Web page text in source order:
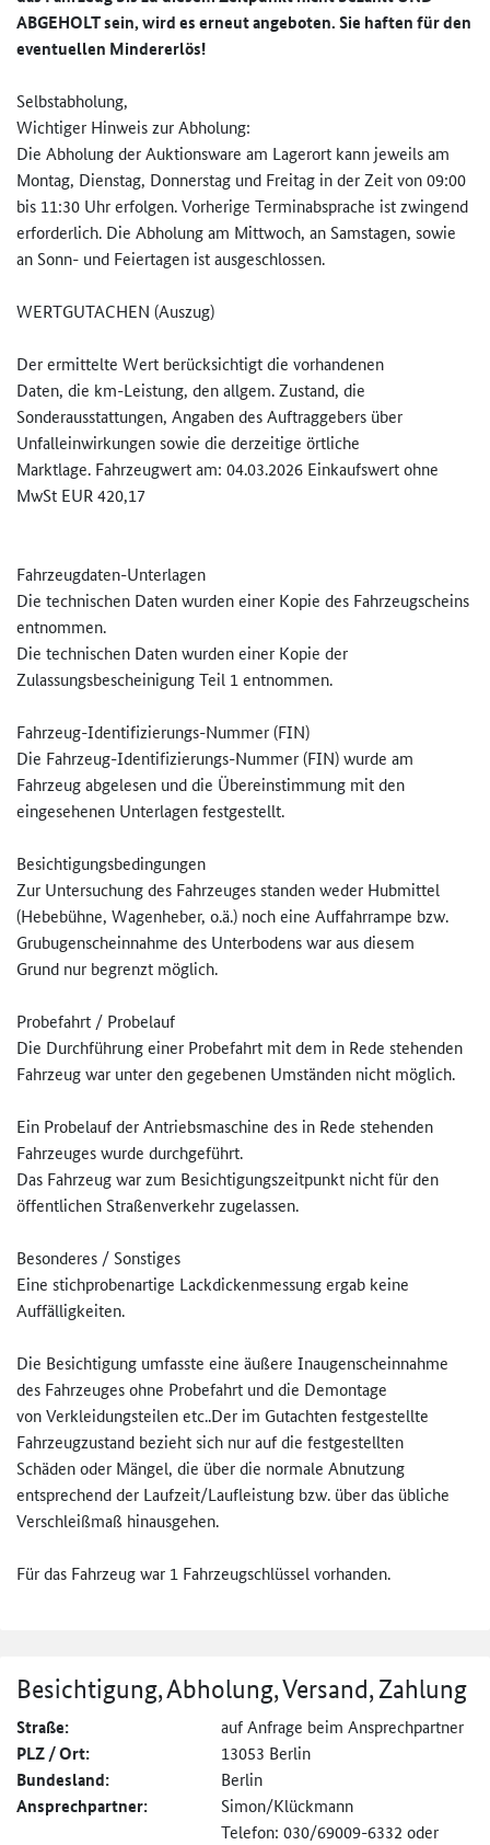
ABGEHOLT sein, wird es erneut angeboten. Sie haften für den
eventuellen Mindererlös!
Selbstabholung,
Wichtiger Hinweis zur Abholung:
Die Abholung der Auktionsware am Lagerort kann jeweils am
Montag, Dienstag, Donnerstag und Freitag in der Zeit von 09:00
bis 11:30 Uhr erfolgen. Vorherige Terminabsprache ist zwingend
erforderlich. Die Abholung am Mittwoch, an Samstagen, sowie
an Sonn- und Feiertagen ist ausgeschlossen.
WERTGUTACHEN (Auszug)
Der ermittelte Wert berücksichtigt die vorhandenen
Daten, die km-Leistung, den allgem. Zustand, die
Sonderausstattungen, Angaben des Auftraggebers über
Unfalleinwirkungen sowie die derzeitige örtliche
Marktlage. Fahrzeugwert am: 04.03.2026 Einkaufswert ohne
MwSt EUR 420,17
Fahrzeugdaten-Unterlagen
Die technischen Daten wurden einer Kopie des Fahrzeugscheins
entnommen.
Die technischen Daten wurden einer Kopie der
Zulassungsbescheinigung Teil 1 entnommen.
Fahrzeug-Identifizierungs-Numm­er (FIN)
Die Fahrzeug-Identifizierungs-Numm­er (FIN) wurde am
Fahrzeug abgelesen und die Übereinstimmung mit den
eingesehenen Unterlagen festgestellt.
Besichtigungsbedingungen
Zur Untersuchung des Fahrzeuges standen weder Hubmittel
(Hebebühne, Wagenheber, o.ä.) noch eine Auffahrrampe bzw.
Grubugenscheinnahme des Unterbodens war aus diesem
Grund nur begrenzt möglich.
Probefahrt / Probelauf
Die Durchführung einer Probefahrt mit dem in Rede stehenden
Fahrzeug war unter den gegebenen Umständen nicht möglich.
Ein Probelauf der Antriebsmaschine des in Rede stehenden
Fahrzeuges wurde durchgeführt.
Das Fahrzeug war zum Besichtigungszeitpunkt nicht für den
öffentlichen Straßenverkehr zugelassen.
Besonderes / Sonstiges
Eine stichprobenartige Lackdickenmessung ergab keine
Auffälligkeiten.
Die Besichtigung umfasste eine äußere Inaugenscheinnahme
des Fahrzeuges ohne Probefahrt und die Demontage
von Verkleidungsteilen etc..Der im Gutachten festgestellte
Fahrzeugzustand bezieht sich nur auf die festgestellten
Schäden oder Mängel, die über die normale Abnutzung
entsprechend der Laufzeit/Laufleistung bzw. über das übliche
Verschleißmaß hinausgehen.
Für das Fahrzeug war 1 Fahrzeugschlüssel vorhanden.
Besichtigung, Abholung, Versand, Zahlung
Straße: auf Anfrage beim Ansprechpartner
PLZ / Ort: 13053 Berlin
Bundesland: Berlin
Ansprechpartner:
Simon/Klückmann
Telefon: 030/69009-6332 oder